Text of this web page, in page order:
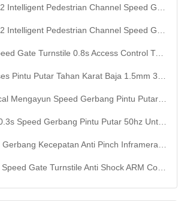
Pedestrian Channel Speed Gate Untuk Kontrol Akses
Pedestrian Channel Speed Gate Untuk Kontrol Akses
​​​​Gate Turnstile 0.8s Access Control Turnstile Gate
Putar Tahan Karat Baja 1.5mm 304 0.3s ~ 1s Kecepatan Disesuaikan
Speed ​​​​Gerbang Pintu Putar Dengan Pengenalan Wajah
​​​​Gerbang Pintu Putar 50hz Untuk Gedung Perkantoran
Kecepatan Anti Pinch Inframerah 130w Mengayun Penghalang Pintu Putar
​​​​Gate Turnstile Anti Shock ARM Control Untuk Pejalan Kaki